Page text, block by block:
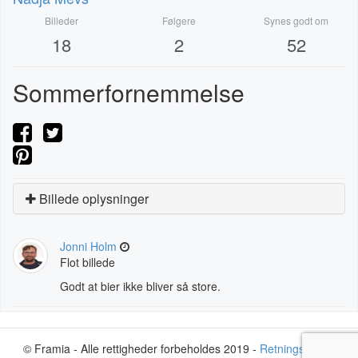
Billeder
18
Følgere
2
Synes godt om
52
Sommerfornemmelse
Billede oplysninger
Jonni Holm
Flot billede
Godt at bier ikke bliver så store.
© Framia - Alle rettigheder forbeholdes 2019 - Retningslinjer